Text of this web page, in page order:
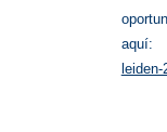
leiden-